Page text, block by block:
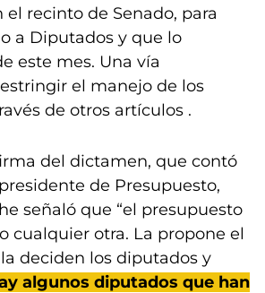
recinto de Senado, para
a Diputados y que lo
este mes. Una vía
el manejo de los
de otros artículos .
del dictamen, que contó
de Presupuesto,
señaló que “el presupuesto
cualquier otra. La propone el
deciden los diputados y
algunos diputados que han